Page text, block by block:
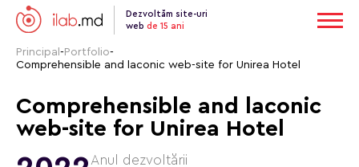
Dezvoltăm site-uri
web de 15 ani
Principal - Portfolio-
Comprehensible and laconic web-site for Unirea Hotel
Comprehensible and laconic
web-site for Unirea Hotel
Anul dezvoltării